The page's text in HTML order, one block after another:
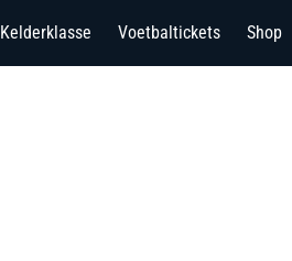
Kelderklasse Voetbaltickets Shop